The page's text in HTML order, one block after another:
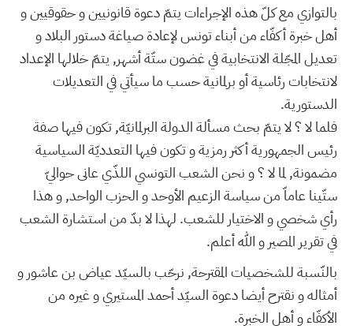
بالتوازي مع كلّ هذه الإجراءات يتمّ دعوة قانونيين و حقوقيين و
أهل خبرة أكفّاء من أبناء تونس لإعادة صياغة دستور البلاد و
تعديل المجّلة الانتخابية في غضون ستّة أشهر, يتمّ خلالها الإعداد
لانتخابات رئاسية أو برلمانية حسب ما سيأتي في التعديلات
الدستورية.
فلما لا ؟ لا يتمّ بحث مسألة الدولة البرلمانيّة, تكون فيها صفة
رئيس الجمهورية أكثر رمزية و تكون فيها التعدديّة السياسية
مضمونة, لما لا ؟ و نحن الشعب التونسي اللذّي عانى حواليّ
ستّينا عاماّ من سياسة الزعيم الأوحد و الحزب الواحد, و هذا
رأي شخصي و الاختيار للشعب. لهذا لا بدّ من استشارة الشعب
في تقرير المصير و الله أعلم.
بالنّسبة للشخصيات المقترحة, نرحّب بالسيّد عياض بن عاشور و
أمثاله و نقترح أيضا دعوة السيّد أحمد المستيري و غيره من
الأكفّاء و أهل الخبرة.